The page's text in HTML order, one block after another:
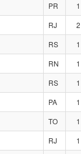
PR 1
RJ 2
RS 1
RN 1
RS 1
PA 1
TO 1
RJ 1